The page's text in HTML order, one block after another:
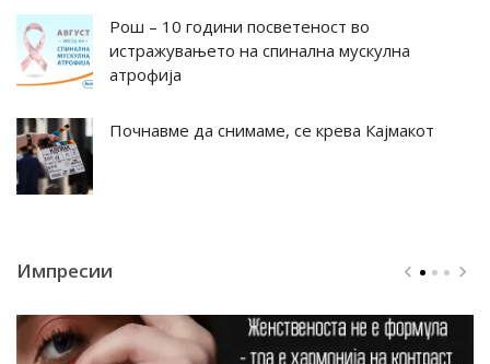
Рош – 10 години посветеност во
истражувањето на спинална мускулна
атрофија
Почнавме да снимаме, се крева Кајмакот
Импресии